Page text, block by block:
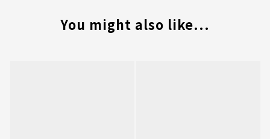
You might also like...